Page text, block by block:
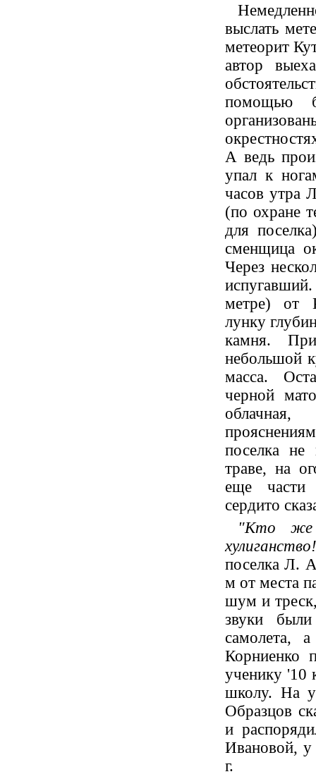
выслать
метеорит
автор
помощью
А ведь
упал к
часов утра
(по охране
для
сменщица
Через
метре) от
лунку
камня.
небольшой
масса.
черной
поселка
траве, на
еще части
сердито
"Кто же
поселка Л.
м от места
шум и
звуки
самолета,
Корниенко
ученику '10
школу. На
Образцов
и
Ивановой, у
г.